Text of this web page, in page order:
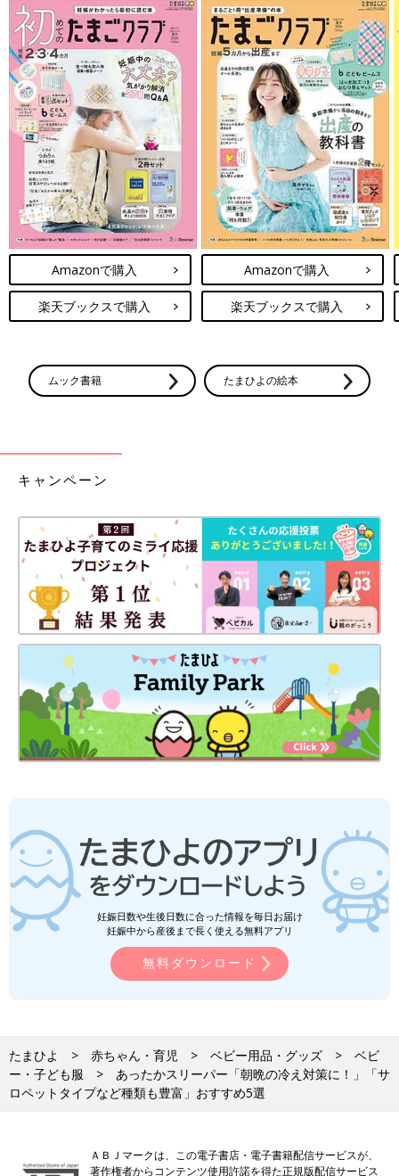
Amazonで購入
楽天ブックスで購入
Amazonで購入
楽天ブックスで購入
ムック書籍 たまひよの絵本
キャンペーン
妊娠日数や生後日数に合った情報を毎日お届け
妊娠中から産後まで長く使える無料アプリ
無料ダウンロード
たまひよ 赤ちゃん・育児 ベビー用品・グッズ
ベビ
ー・子ども服
あったかスリーパー「朝晩の冷え対策に！」「サ
ロペットタイプなど種類も豊富」おすすめ5選
ＡＢＪマークは、この電子書店・電子書籍配信サービスが、
著作権者からコンテンツ使用許諾を得た正規版配信サービス